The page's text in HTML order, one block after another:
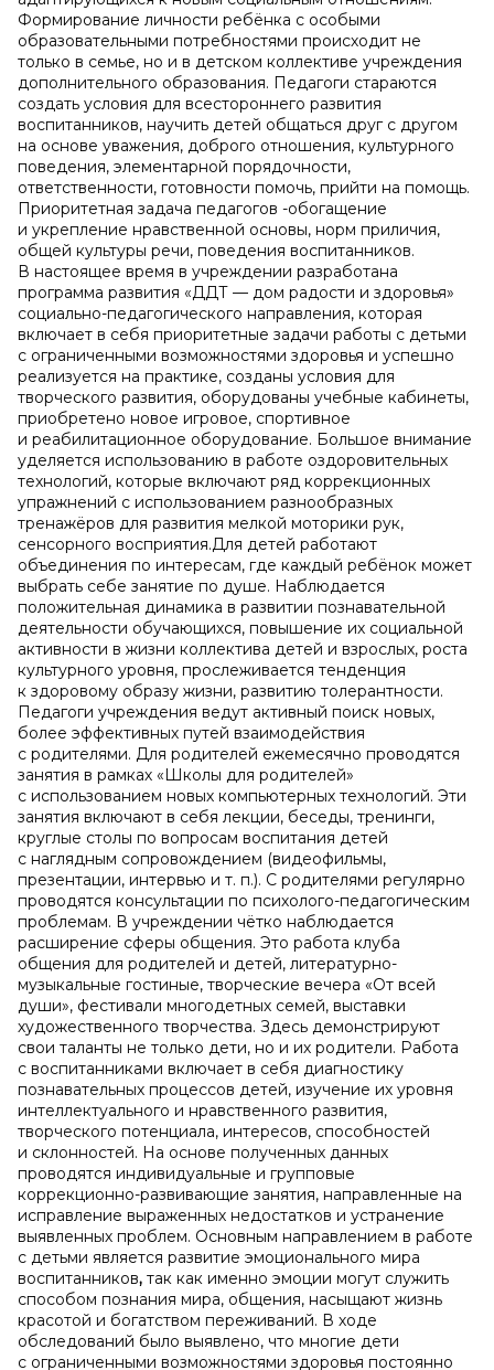
Формирование личности ребёнка с особыми
образовательными потребностями происходит не
только в семье, но и в детском коллективе учреждения
дополнительного образования. Педагоги стараются
создать условия для всестороннего развития
воспитанников, научить детей общаться друг с другом
на основе уважения, доброго отношения, культурного
поведения, элементарной порядочности,
ответственности, готовности помочь, прийти на помощь.
Приоритетная задача педагогов -обогащение
и укрепление нравственной основы, норм приличия,
общей культуры речи, поведения воспитанников.
В настоящее время в учреждении разработана
программа развития «ДДТ — дом радости и здоровья»
социально-педагогического направления, которая
включает в себя приоритетные задачи работы с детьми
с ограниченными возможностями здоровья и успешно
реализуется на практике, созданы условия для
творческого развития, оборудованы учебные кабинеты,
приобретено новое игровое, спортивное
и реабилитационное оборудование. Большое внимание
уделяется использованию в работе оздоровительных
технологий, которые включают ряд коррекционных
упражнений с использованием разнообразных
тренажёров для развития мелкой моторики рук,
сенсорного восприятия.Для детей работают
объединения по интересам, где каждый ребёнок может
выбрать себе занятие по душе. Наблюдается
положительная динамика в развитии познавательной
деятельности обучающихся, повышение их социальной
активности в жизни коллектива детей и взрослых, роста
культурного уровня, прослеживается тенденция
к здоровому образу жизни, развитию толерантности.
Педагоги учреждения ведут активный поиск новых,
более эффективных путей взаимодействия
с родителями. Для родителей ежемесячно проводятся
занятия в рамках «Школы для родителей»
с использованием новых компьютерных технологий. Эти
занятия включают в себя лекции, беседы, тренинги,
круглые столы по вопросам воспитания детей
с наглядным сопровождением (видеофильмы,
презентации, интервью и т. п.). С родителями регулярно
проводятся консультации по психолого-педагогическим
проблемам. В учреждении чётко наблюдается
расширение сферы общения. Это работа клуба
общения для родителей и детей, литературно-
музыкальные гостиные, творческие вечера «От всей
души», фестивали многодетных семей, выставки
художественного творчества. Здесь демонстрируют
свои таланты не только дети, но и их родители. Работа
с воспитанниками включает в себя диагностику
познавательных процессов детей, изучение их уровня
интеллектуального и нравственного развития,
творческого потенциала, интересов, способностей
и склонностей. На основе полученных данных
проводятся индивидуальные и групповые
коррекционно-развивающие занятия, направленные на
исправление выраженных недостатков и устранение
выявленных проблем. Основным направлением в работе
с детьми является развитие эмоционального мира
воспитанников, так как именно эмоции могут служить
способом познания мира, общения, насыщают жизнь
красотой и богатством переживаний. В ходе
обследований было выявлено, что многие дети
с ограниченными возможностями здоровья постоянно